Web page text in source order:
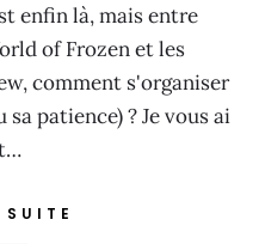
enfin là, mais entre
of Frozen et les
comment s'organiser
patience) ? Je vous ai